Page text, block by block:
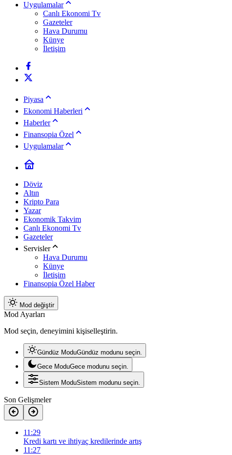
Uygulamalar
Canlı Ekonomi Tv
Gazeteler
Hava Durumu
Künye
İletişim
Piyasa
Ekonomi Haberleri
Haberler
Finansopia Özel
Uygulamalar
Döviz
Altın
Kripto Para
Yazar
Ekonomik Takvim
Canlı Ekonomi Tv
Gazeteler
Servisler
Hava Durumu
Künye
İletişim
Finansopia Özel Haber
Mod değiştir
Mod Ayarları
Mod seçin, deneyimini kişiselleştirin.
Gündüz ModuGündüz modunu seçin.
Gece ModuGece modunu seçin.
Sistem ModuSistem modunu seçin.
Son Gelişmeler
11:29
Kredi kartı ve ihtiyaç kredilerinde artış
11:27